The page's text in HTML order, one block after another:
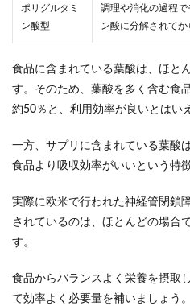
ポリグルタミ
ン酸型
調理や消化の過程で
ン酸に分解されてか
食品に含まれている葉酸は、ほと
す。そのため、葉酸を多く含む食
約50％と、利用効率が良いとはい
一方、サプリに含まれている葉酸
食品より吸収効率がいいという特
実際に欧米で行われた神経管閉鎖
されているのは、ほとんどの場合
す。
食品からバランスよく栄養を摂取
て効率よく必要量を補いましょう。